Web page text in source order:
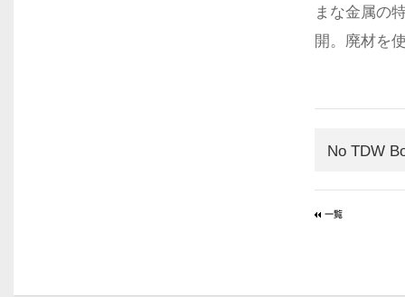
まな金属の
開。廃材を
No TDW